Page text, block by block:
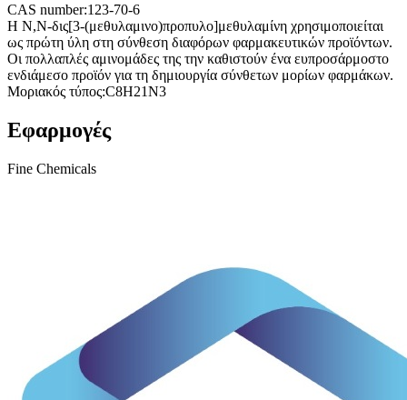
CAS number:123-70-6
Η Ν,Ν-δις[3-(μεθυλαμινο)προπυλο]μεθυλαμίνη χρησιμοποιείται
ως πρώτη ύλη στη σύνθεση διαφόρων φαρμακευτικών προϊόντων.
Οι πολλαπλές αμινομάδες της την καθιστούν ένα ευπροσάρμοστο
ενδιάμεσο προϊόν για τη δημιουργία σύνθετων μορίων φαρμάκων.
Μοριακός τύπος:C8H21N3
Εφαρμογές
Fine Chemicals